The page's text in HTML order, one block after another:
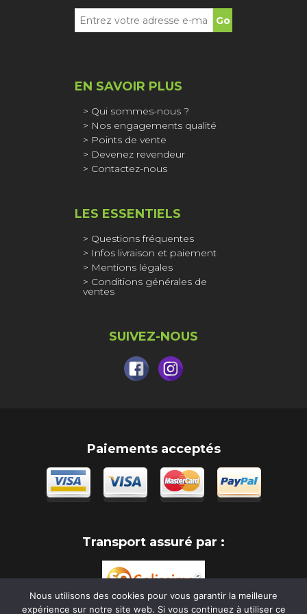
SUIVEZ-NOUS
EN SAVOIR PLUS
Qui sommes-nous ?
Nos engagements qualité
Points de vente
Devenez revendeur
Contactez-nous
LES ESSENTIELS
Questions fréquentes
Infos livraison et paiement
Mentions légales
Conditions générales de
ventes
Paiements acceptés
Transport assuré par :
Nous utilisons des cookies pour vous garantir la meilleure
expérience sur notre site web. Si vous continuez à utiliser ce